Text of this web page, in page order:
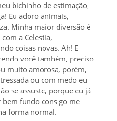
bichinho de estimação,
Eu adoro animais,
Minha maior diversão é
a Celestia,
coisas novas. Ah! E
você também, preciso
muito amorosa, porém,
ou com medo eu
se assuste, porque eu já
bem fundo consigo me
forma normal.